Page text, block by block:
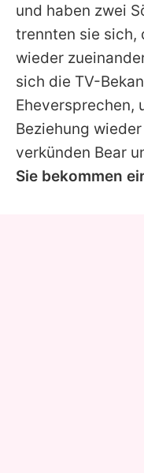
und haben zwei
trennten sie sich,
wieder
sich die TV-
Eheversprechen,
Beziehung
verkünden Bear
Sie bekommen